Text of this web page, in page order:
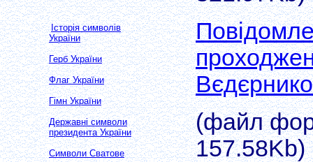
Історія символів
України
Герб України
Флаг України
Гімн України
Державні символи
президента України
Символи Сватове
(файл
157.58Kb)